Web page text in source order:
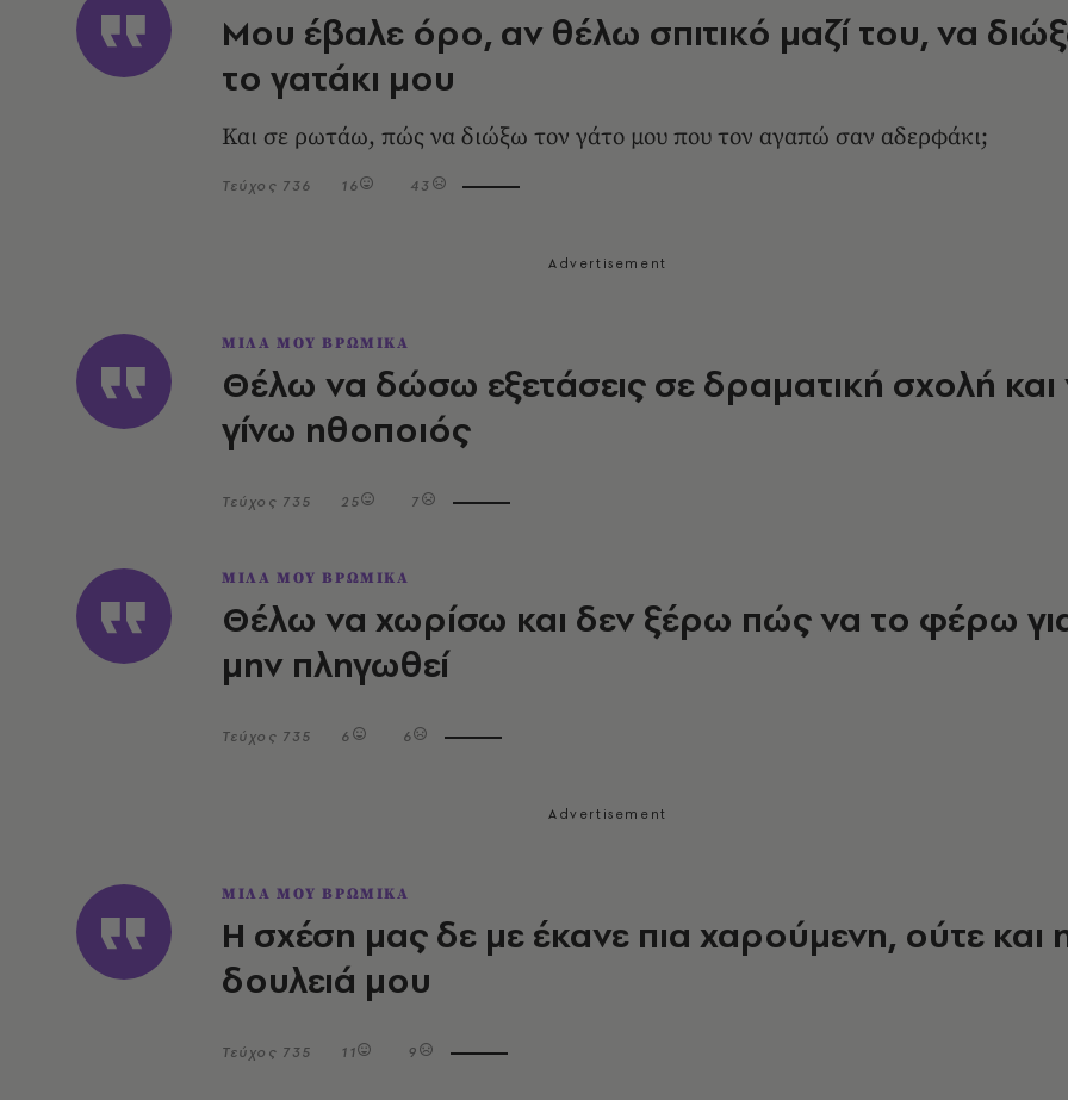
Μου έβαλε όρο, αν θέλω σπιτικό μαζί του, να
το γατάκι μου
Και σε ρωτάω, πώς να διώξω τον γάτο μου που τον αγαπώ σαν αδερφάκι;
Τεύχος 736 16 43
ΜΙΛΑ ΜΟΥ ΒΡΩΜΙΚΑ
Θέλω να δώσω εξετάσεις σε δραματική σχολή και
γίνω ηθοποιός
Τεύχος 735 25 7
ΜΙΛΑ ΜΟΥ ΒΡΩΜΙΚΑ
Θέλω να χωρίσω και δεν ξέρω πώς να το φέρω
μην πληγωθεί
Τεύχος 735 6 6
ΜΙΛΑ ΜΟΥ ΒΡΩΜΙΚΑ
Η σχέση μας δε με έκανε πια χαρούμενη, ούτε και
δουλειά μου
Τεύχος 735 11 9